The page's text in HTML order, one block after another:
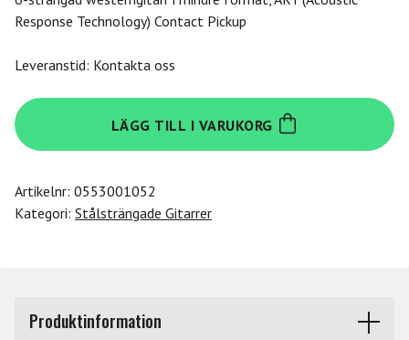
Response Technology) Contact Pickup
Leveranstid: Kontakta oss
Yamaha
FSX315C
mängd
LÄGG TILL I VARUKORG
Artikelnr: 0553001052
Kategori: Stålsträngade Gitarrer
Produktinformation